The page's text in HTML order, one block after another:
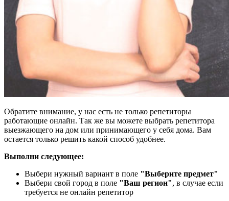
Обратите внимание, у нас есть не только репетиторы
работающие онлайн. Так же вы можете выбрать репетитора
выезжающего на дом или принимающего у себя дома. Вам
остается только решить какой способ удобнее.
Выполни следующее:
Выбери нужный вариант в поле "Выберите предмет"
Выбери свой город в поле "Ваш регион", в случае если
требуется не онлайн репетитор